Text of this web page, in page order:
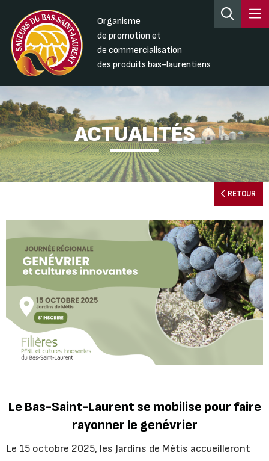
Organisme
de promotion et
de commercialisation
des produits bas-laurentiens
ACTUALITÉS
RETOUR
Le Bas-Saint-Laurent se mobilise pour faire
rayonner le genévrier
Le 15 octobre 2025, les Jardins de Métis accueilleront